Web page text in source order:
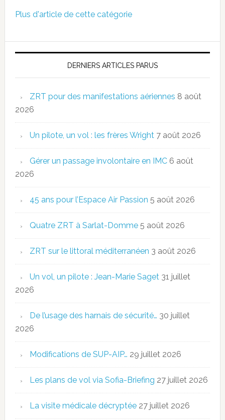
Plus d'article de cette catégorie
DERNIERS ARTICLES PARUS
ZRT pour des manifestations aériennes 8 août
2026
Un pilote, un vol : les frères Wright 7 août 2026
Gérer un passage involontaire en IMC 6 août
2026
45 ans pour l’Espace Air Passion 5 août 2026
Quatre ZRT à Sarlat-Domme 5 août 2026
ZRT sur le littoral méditerranéen 3 août 2026
Un vol, un pilote : Jean-Marie Saget 31 juillet
2026
De l’usage des harnais de sécurité… 30 juillet
2026
Modifications de SUP-AIP… 29 juillet 2026
Les plans de vol via Sofia-Briefing 27 juillet 2026
La visite médicale décryptée 27 juillet 2026